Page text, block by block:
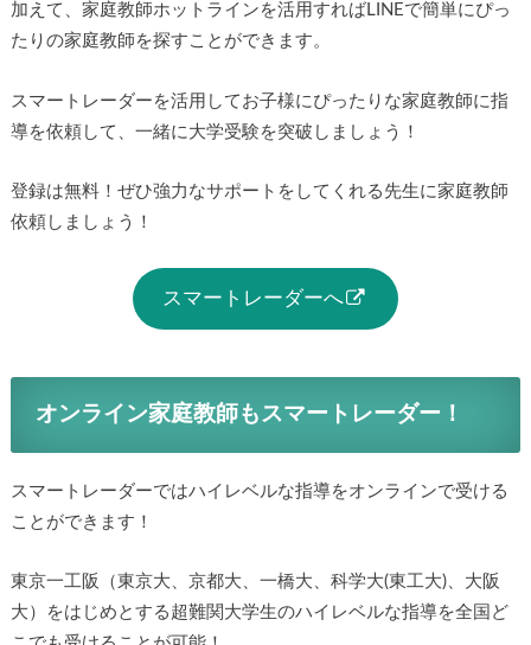
加えて、家庭教師ホットラインを活用すればLINEで簡単にぴっ
たりの家庭教師を探すことができます。
スマートレーダーを活用してお子様にぴったりな家庭教師に指
導を依頼して、一緒に大学受験を突破しましょう！
登録は無料！ぜひ強力なサポートをしてくれる先生に家庭教師
依頼しましょう！
スマートレーダーへ
オンライン家庭教師もスマートレーダー！
スマートレーダーではハイレベルな指導をオンラインで受ける
ことができます！
東京一工阪（東京大、京都大、一橋大、科学大(東工大)、大阪
大）をはじめとする超難関大学生のハイレベルな指導を全国ど